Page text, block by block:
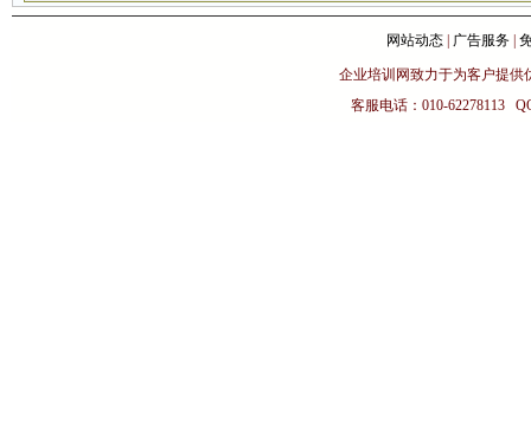
网站动态 广告服务
企业培训网致力于为客户提供
客服电话：010-62278113